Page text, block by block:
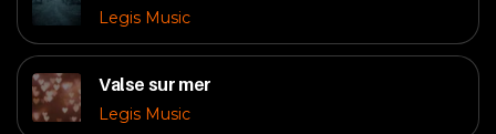
Legis Music
Valse sur mer
Legis Music